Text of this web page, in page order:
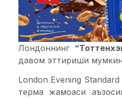
Лондоннинг
давом эттириши
London Evening
терма жамоаси